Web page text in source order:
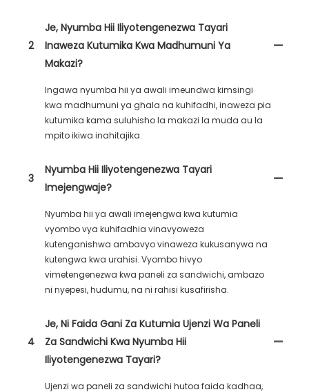
2
Je, Nyumba Hii Iliyotengenezwa Tayari
Inaweza Kutumika Kwa Madhumuni Ya
Makazi?
Ingawa nyumba hii ya awali imeundwa kimsingi
kwa madhumuni ya ghala na kuhifadhi, inaweza pia
kutumika kama suluhisho la makazi la muda au la
mpito ikiwa inahitajika.
3
Nyumba Hii Iliyotengenezwa Tayari
Imejengwaje?
Nyumba hii ya awali imejengwa kwa kutumia
vyombo vya kuhifadhia vinavyoweza
kutenganishwa ambavyo vinaweza kukusanywa na
kutengwa kwa urahisi. Vyombo hivyo
vimetengenezwa kwa paneli za sandwichi, ambazo
ni nyepesi, hudumu, na ni rahisi kusafirisha.
4
Je, Ni Faida Gani Za Kutumia Ujenzi Wa Paneli
Za Sandwichi Kwa Nyumba Hii
Iliyotengenezwa Tayari?
Ujenzi wa paneli za sandwichi hutoa faida kadhaa,